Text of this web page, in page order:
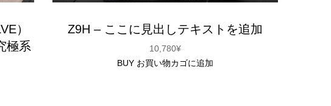
）
極系
Z9H – ここに見出しテキストを追加
10,780¥
BUY お買い物カゴに追加